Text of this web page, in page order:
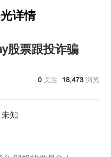
详情
股票跟投诈骗
0 关注· 18,473 浏览
未知